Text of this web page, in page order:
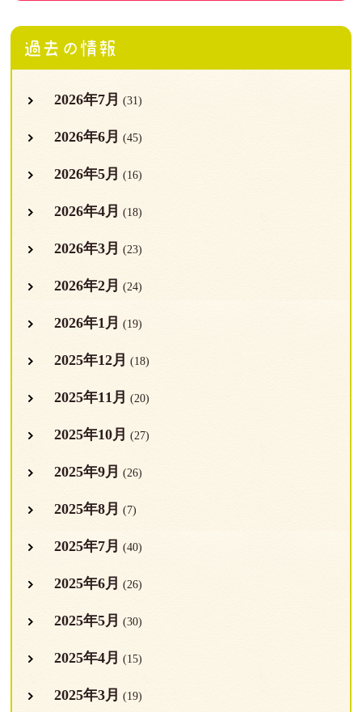
過去の情報
2026年7月 (31)
2026年6月 (45)
2026年5月 (16)
2026年4月 (18)
2026年3月 (23)
2026年2月 (24)
2026年1月 (19)
2025年12月 (18)
2025年11月 (20)
2025年10月 (27)
2025年9月 (26)
2025年8月 (7)
2025年7月 (40)
2025年6月 (26)
2025年5月 (30)
2025年4月 (15)
2025年3月 (19)